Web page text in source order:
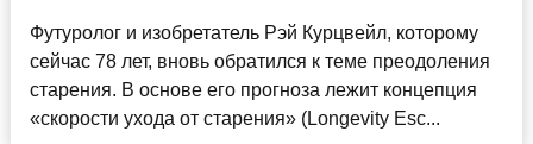
Футуролог и изобретатель Рэй Курцвейл, которому
сейчас 78 лет, вновь обратился к теме преодоления
старения. В основе его прогноза лежит концепция
«скорости ухода от старения» (Longevity Esc...